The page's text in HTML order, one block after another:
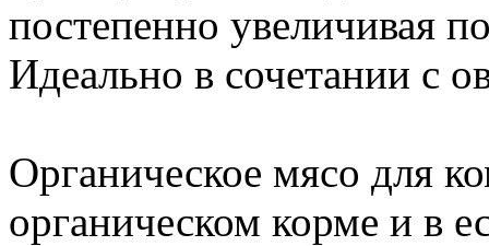
постепенно увеличивая
Идеально в сочетании с
Органическое мясо для
органическом корме и в